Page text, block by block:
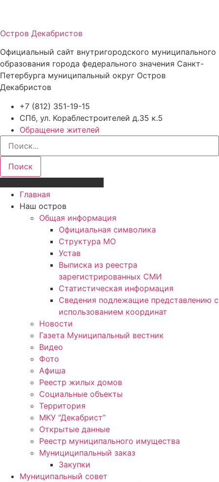
Остров Декабристов
Официальный сайт внутригородского муниципального
образования города федерального значения Санкт-
Петербурга муниципальный округ Остров
Декабристов
+7 (812) 351-19-15
СПб, ул. Кораблестроителей д.35 к.5
Обращение жителей
Поиск
Главная
Наш остров
Общая информация
Официальная символика
Структура МО
Устав
Выписка из реестра
зарегистрированных СМИ
Статистическая информация
Сведения подлежащие представлению с
использованием координат
Новости
Газета Муниципальный вестник
Видео
Фото
Афиша
Реестр жилых домов
Социальные объекты
Территория
МКУ “Декабрист”
Открытые данные
Реестр муниципального имущества
Мунициципальный заказ
Закупки
Муниципальный совет